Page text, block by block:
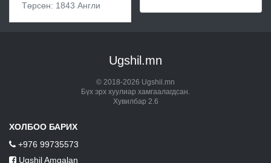
Төрсөн: 1843 Англи
Ugshil.mn
© 2018-2026 Ugshil.mn
Бүх эрх хуулиар хамгаалагдсан.
Хувилбар 2.6
ХОЛБОО БАРИХ
+976 99735573
Ugshil Amgalan